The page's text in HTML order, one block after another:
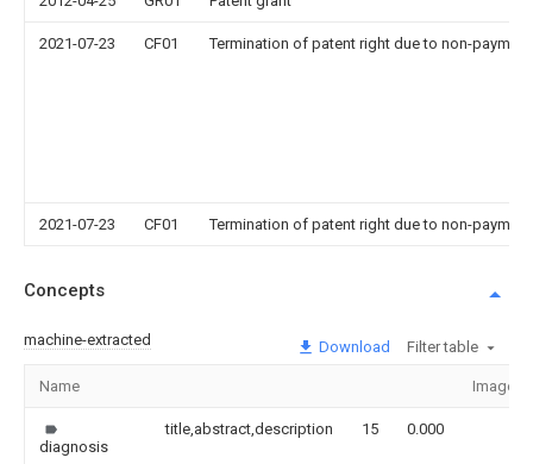
2021-07-23 CF01 Termination of patent right due to non-
2021-07-23 CF01 Termination of patent right due to non-
Concepts
machine-extracted Download Filter table
Name Image
diagnosis
title,abstract,description 15 0.000